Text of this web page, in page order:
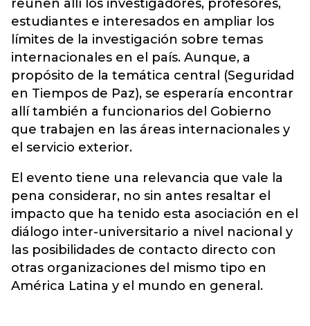
reúnen allí los investigadores, profesores,
estudiantes e interesados en ampliar los
límites de la investigación sobre temas
internacionales en el país. Aunque, a
propósito de la temática central (Seguridad
en Tiempos de Paz), se esperaría encontrar
allí también a funcionarios del Gobierno
que trabajen en las áreas internacionales y
el servicio exterior.
El evento tiene una relevancia que vale la
pena considerar, no sin antes resaltar el
impacto que ha tenido esta asociación en el
diálogo inter-universitario a nivel nacional y
las posibilidades de contacto directo con
otras organizaciones del mismo tipo en
América Latina y el mundo en general.